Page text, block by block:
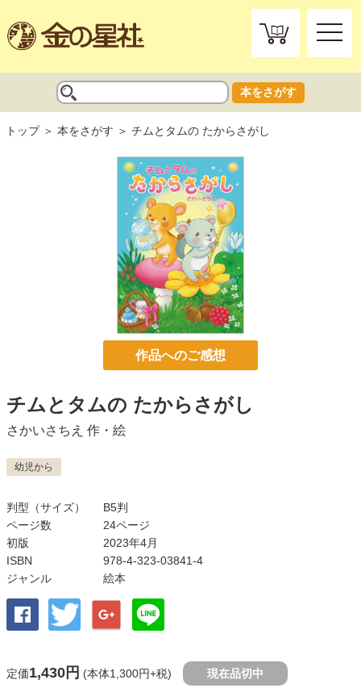
toggle
本をさがす
トップ 本をさがす チムとタムの たからさがし
作品へのご感想
チムとタムの たからさがし
さかいさちえ 作・絵
幼児から
判型（サイズ）
B5判
ページ数
24ページ
初版
2023年4月
ISBN
978-4-323-03841-4
ジャンル
絵本
定価1,430円 (本体1,300円+税) 現在品切中